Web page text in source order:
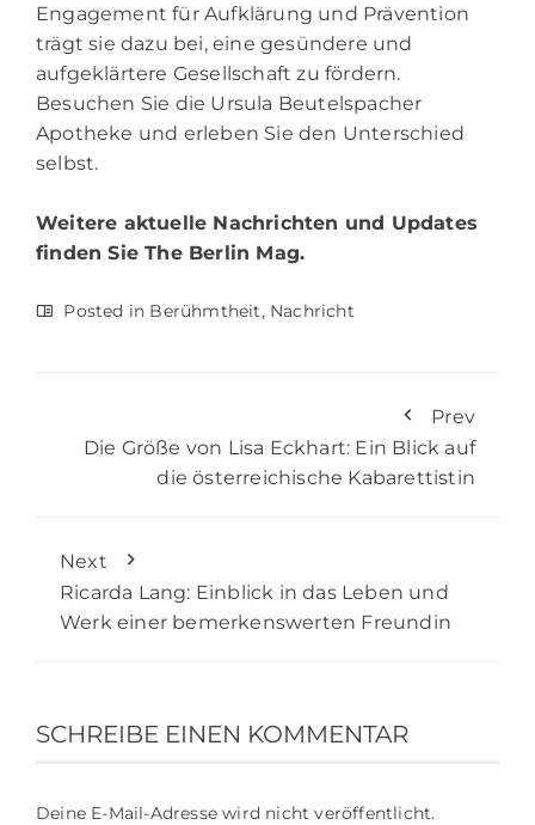
Engagement für Aufklärung und Prävention
trägt sie dazu bei, eine gesündere und
aufgeklärtere Gesellschaft zu fördern.
Besuchen Sie die Ursula Beutelspacher
Apotheke und erleben Sie den Unterschied
selbst.
Weitere aktuelle Nachrichten und Updates
finden SieThe Berlin Mag.
Posted in Berühmtheit, Nachricht
Prev
Die Größe von Lisa Eckhart: Ein Blick auf
die österreichische Kabarettistin
Next
Ricarda Lang: Einblick in das Leben und
Werk einer bemerkenswerten Freundin
SCHREIBE EINEN KOMMENTAR
Deine E-Mail-Adresse wird nicht veröffentlicht.